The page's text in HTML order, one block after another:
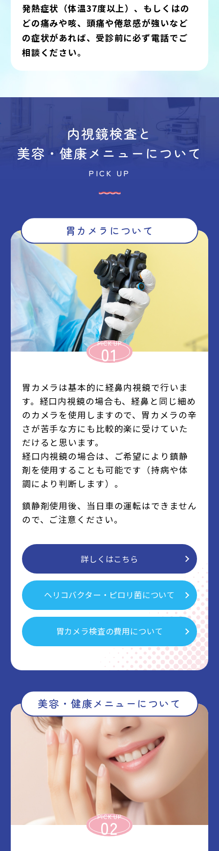
発熱症状（体温37度以上）、もしくはの
どの痛みや咳、頭痛や倦怠感が強いなど
の症状があれば、受診前に必ず電話でご
相談ください。
内視鏡検査と
美容・健康メニューについて
PICK UP
胃カメラについて
PICK UP
01
胃カメラは基本的に経鼻内視鏡で行いま
す。経口内視鏡の場合も、経鼻と同じ細め
のカメラを使用しますので、胃カメラの辛
さが苦手な方にも比較的楽に受けていた
だけると思います。
経口内視鏡の場合は、ご希望により鎮静
剤を使用することも可能です（持病や体
調により判断します）。
鎮静剤使用後、当日車の運転はできません
ので、ご注意ください。
詳しくはこちら
ヘリコバクター・ピロリ菌について
胃カメラ検査の費用について
美容・健康メニューについて
PICK UP
02